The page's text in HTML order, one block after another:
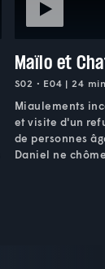
Maïlo et
S02 • E04 | 24
Miaulements
et visite d'un
de personnes
Daniel ne